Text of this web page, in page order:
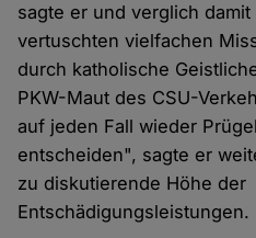
sagte er und verglich
vertuschten vielfachen
durch katholische
PKW-Maut des CSU-
auf jeden Fall wieder
entscheiden", sagte er
zu diskutierende Höhe der
Entschädigungsleistungen.